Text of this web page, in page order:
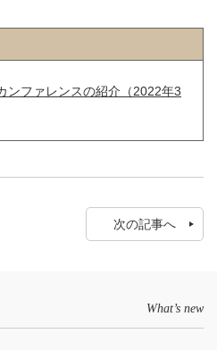
ンファレンスの紹介（2022年3
次の記事へ
What’s new